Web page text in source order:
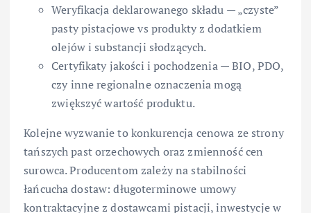
Weryfikacja deklarowanego składu — „czyste”
pasty pistacjowe vs produkty z dodatkiem
olejów i substancji słodzących.
Certyfikaty jakości i pochodzenia — BIO, PDO,
czy inne regionalne oznaczenia mogą
zwiększyć wartość produktu.
Kolejne wyzwanie to konkurencja cenowa ze strony
tańszych past orzechowych oraz zmienność cen
surowca. Producentom zależy na stabilności
łańcucha dostaw: długoterminowe umowy
kontraktacyjne z dostawcami pistacji, inwestycje w